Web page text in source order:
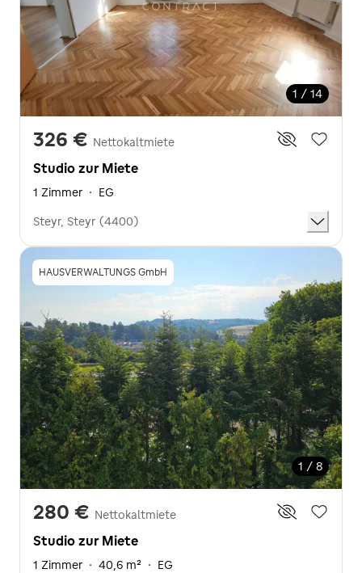
1 / 14
326 € Nettokaltmiete
Studio zur Miete
1 Zimmer · EG
Steyr, Steyr (4400)
HAUSVERWALTUNGS GmbH
1 / 8
280 € Nettokaltmiete
Studio zur Miete
1 Zimmer · 40,6 m² · EG